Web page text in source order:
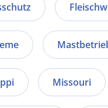
Missouri